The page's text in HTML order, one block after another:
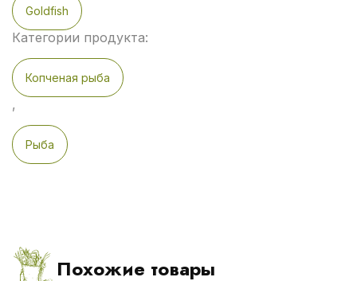
Goldfish
Категории продукта:
Копченая рыба
,
Рыба
Похожие товары